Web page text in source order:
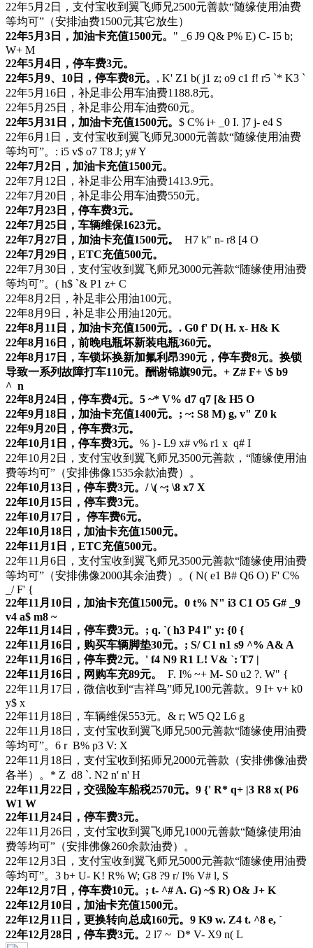
22年5月2日，支付宝收到翼飞师兄2500元善款“随缘使用油费
等均可”（安排油费1500元其它放生）
22年5月3日，加油卡充值1500元。 " _6 J9 Q& P% E) C- I5 b;
W+ M
22年5月4日，停车费3元。
22年5月9、10日，停车费8元。 , K' Z1 b( j1 z; o9 c1 f! r5 `* K3 `
22年5月16日，补足非公用车油费1188.8元。
22年5月25日，补足非公用车油费60元。
22年5月31日，加油卡充值1500元。 $ C% i+ _0 I. ]7 j- e4 S
22年6月1日，支付宝收到翼飞师兄3000元善款“随缘使用油费
等均可”。 : i5 v$ o7 T8 J; y# Y
22年7月2日，加油卡充值1500元。
22年7月12日，补足非公用车油费1413.9元。
22年7月20日，补足非公用车油费550元。
22年7月23日，停车费3元。
22年7月25日，车辆维保1623元。
22年7月27日，加油卡充值1500元。
H7 k" n- r8 [4 O
22年7月29日，ETC充值500元。
22年7月30日，支付宝收到翼飞师兄3000元善款“随缘使用油费
等均可”。 ( h$ `& P1 z+ C
22年8月2日，补足非公用油100元。
22年8月9日，补足非公用油120元。
22年8月11日，加油卡充值1500元。 . G0 f' D( H. x- H& K
22年8月16日，前晚电瓶坏新装电瓶360元。
22年8月17日，车锁坏换新加氟利昂390元，停车费8元。换锁
导致一系列故障打车110元。酬谢锦旗90元。 + Z# F+ \$ b9
^ n
22年8月24日，停车费4元。 5 ~* V% d7 q7 [& H5 O
22年9月18日，加油卡充值1400元。 ; ~: S8 M) g, v" Z0 k
22年9月20日，停车费3元。
22年10月1日，停车费3元。 % }- L9 x# v% r1 x q# I
22年10月2日，支付宝收到翼飞师兄3500元善款，“随缘使用油
费等均可”（安排佛像1535余款油费）。
22年10月13日，停车费3元。 / \( ~; \8 x7 X
22年10月15日，停车费3元。
22年10月17日， 停车费6元。
22年10月18日，加油卡充值1500元。
22年11月1日，ETC充值500元。
22年11月6日，支付宝收到翼飞师兄3500元善款“随缘使用油费
等均可”（安排佛像2000其余油费）。 ( N( e1 B# Q6 O) F' C%
_/ F' {
22年11月10日，加油卡充值1500元。 0 t% N" i3 C1 O5 G# _9
v4 a$ m8 ~
22年11月14日，停车费3元。 ; q. `( h3 P4 l" y: {0 {
22年11月16日，购买车辆脚垫30元。 ; S/ C1 n1 s9 ^% A& A
22年11月16日，停车费2元。 ' f4 N9 R1 L! V& `: T7 |
22年11月16日，网购车充89元。
F. I% ~+ M- S0 u2 ?. W" {
22年11月17日，微信收到“吉祥鸟”师兄100元善款。 9 I+ v+ k0
y$ x
22年11月18日，车辆维保553元。 & r; W5 Q2 L6 g
22年11月18日，支付宝收到翼飞师兄500元善款“随缘使用油费
等均可”。 6 r B% p3 V: X
22年11月18日，支付宝收到拓师兄2000元善款（安排佛像油费
各半）。 * Z d8 `. N2 n' n' H
22年11月22日，交强险车船税2570元。 9 {' R* q+ |3 R8 x( P6
W1 W
22年11月24日，停车费3元。
22年11月26日，支付宝收到翼飞师兄1000元善款“随缘使用油
费等均可”（安排佛像260余款油费）。
22年12月3日，支付宝收到翼飞师兄5000元善款“随缘使用油费
等均可”。 3 b+ U- K! R% W; G8 ?9 r/ I% V# l, S
22年12月7日，停车费10元。 ; t- ^# A. G) ~$ R) O& J+ K
22年12月10日，加油卡充值1500元。
22年12月11日，更换转向总成160元。 9 K9 w. Z4 t. ^8 e, `
22年12月28日，停车费3元。 2 l7 ~ D* V- X9 n( L